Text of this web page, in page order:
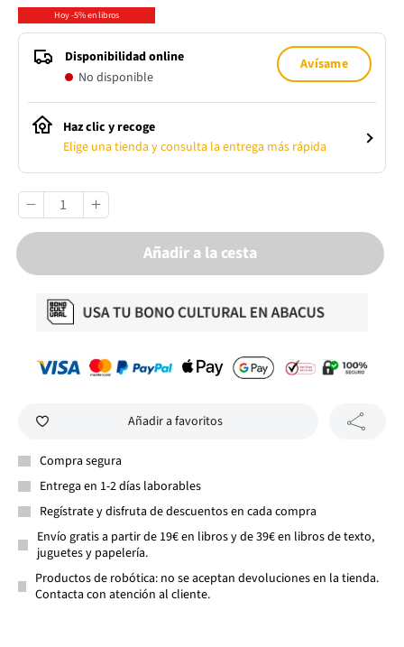
Hoy -5% en libros
Disponibilidad online
No disponible
Avísame
Haz clic y recoge
Elige una tienda y consulta la entrega más rápida
Añadir a la cesta
Añadir a favoritos
Compra segura
Entrega en 1-2 días laborables
Regístrate y disfruta de descuentos en cada compra
Envío gratis a partir de 19€ en libros y de 39€ en libros de texto,
juguetes y papelería.
Productos de robótica: no se aceptan devoluciones en la tienda.
Contacta con atención al cliente.